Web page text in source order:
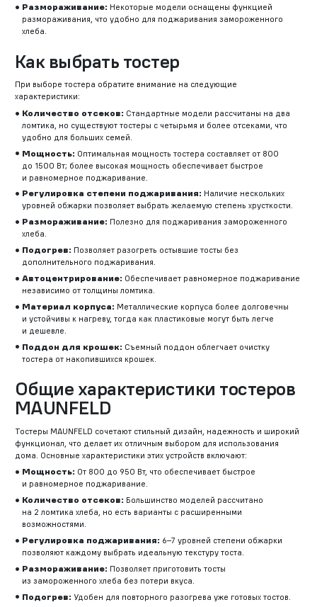
Размораживание: Некоторые модели оснащены функцией
размораживания, что удобно для поджаривания замороженного
хлеба.
Как выбрать тостер
При выборе тостера обратите внимание на следующие
характеристики:
Количество отсеков: Стандартные модели рассчитаны на два
ломтика, но существуют тостеры с четырьмя и более отсеками, что
удобно для больших семей.
Мощность: Оптимальная мощность тостера составляет от 800
до 1500 Вт; более высокая мощность обеспечивает быстрое
и равномерное поджаривание.
Регулировка степени поджаривания: Наличие нескольких
уровней обжарки позволяет выбрать желаемую степень хрусткости.
Размораживание: Полезно для поджаривания замороженного
хлеба.
Подогрев: Позволяет разогреть остывшие тосты без
дополнительного поджаривания.
Автоцентрирование: Обеспечивает равномерное поджаривание
независимо от толщины ломтика.
Материал корпуса: Металлические корпуса более долговечны
и устойчивы к нагреву, тогда как пластиковые могут быть легче
и дешевле.
Поддон для крошек: Съемный поддон облегчает очистку
тостера от накопившихся крошек.
Общие характеристики тостеров
MAUNFELD
Тостеры MAUNFELD сочетают стильный дизайн, надежность и широкий
функционал, что делает их отличным выбором для использования
дома. Основные характеристики этих устройств включают:
Мощность: От 800 до 950 Вт, что обеспечивает быстрое
и равномерное поджаривание.
Количество отсеков: Большинство моделей рассчитано
на 2 ломтика хлеба, но есть варианты с расширенными
возможностями.
Регулировка поджаривания: 6–7 уровней степени обжарки
позволяют каждому выбрать идеальную текстуру тоста.
Размораживание: Позволяет приготовить тосты
из замороженного хлеба без потери вкуса.
Подогрев: Удобен для повторного разогрева уже готовых тостов.